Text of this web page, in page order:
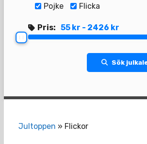
Pojke
Flicka
Pris: 55 kr - 2426 kr
Sök
Jultoppen » Flickor